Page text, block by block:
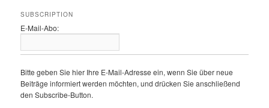
SUBSCRIPTION
E-Mail-Abo:
Bitte geben Sie hier Ihre E-Mail-Adresse ein, wenn Sie über neue
Beiträge informiert werden möchten, und drücken Sie anschließend
den Subscribe-Button.